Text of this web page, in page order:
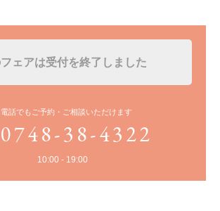
ェアは受付を終了しました
電話でもご予約・ご相談いただけます
0748-38-4322
10:00 - 19:00